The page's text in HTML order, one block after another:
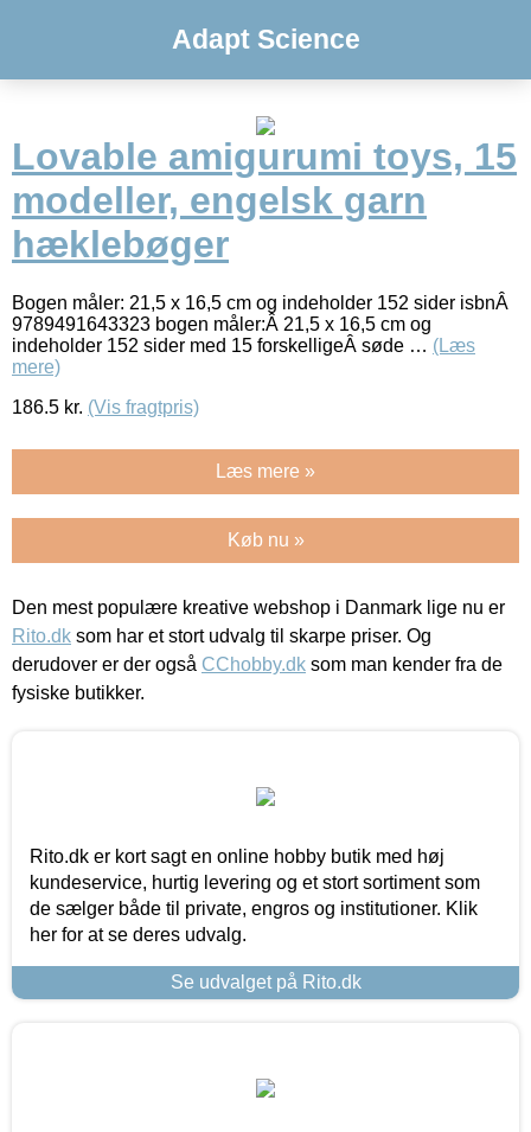
Adapt Science
Lovable amigurumi toys, 15
modeller, engelsk garn
hæklebøger
Bogen måler: 21,5 x 16,5 cm og indeholder 152 sider isbnÂ
9789491643323 bogen måler:Â 21,5 x 16,5 cm og
indeholder 152 sider med 15 forskelligeÂ søde … (Læs
mere)
186.5 kr. (Vis fragtpris)
Læs mere »
Køb nu »
Den mest populære kreative webshop i Danmark lige nu er
Rito.dk som har et stort udvalg til skarpe priser. Og
derudover er der også CChobby.dk som man kender fra de
fysiske butikker.
Rito.dk er kort sagt en online hobby butik med høj
kundeservice, hurtig levering og et stort sortiment som
de sælger både til private, engros og institutioner. Klik
her for at se deres udvalg.
Se udvalget på Rito.dk